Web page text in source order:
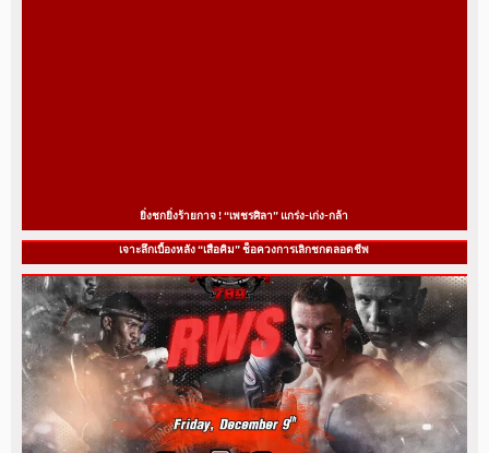
ยิ่งชกยิ่งร้ายกาจ ! “เพชรศิลา” แกร่ง-เก่ง-กล้า
เจาะลึกเบื้องหลัง “เสือคิม” ช็อควงการเลิกชกตลอดชีพ